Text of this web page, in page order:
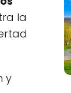
la
y